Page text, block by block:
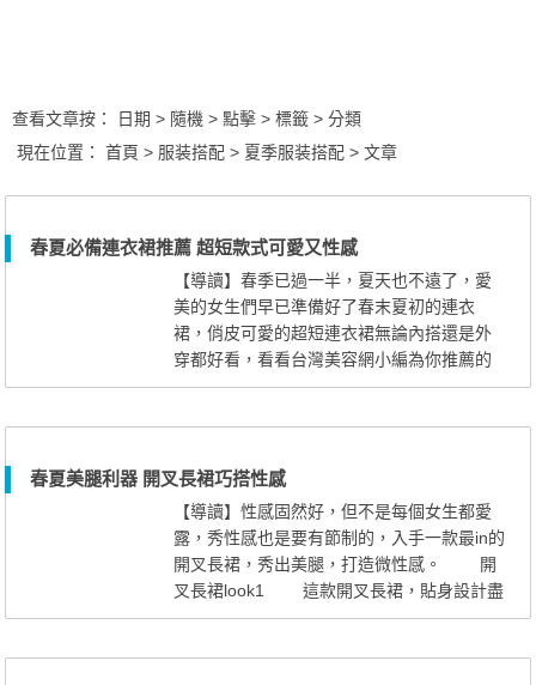
查看文章按： 日期 > 隨機 > 點擊 > 標籤 > 分類
現在位置：首頁 > 服装搭配 > 夏季服装搭配 > 文章
春夏必備連衣裙推薦 超短款式可愛又性感
【導讀】春季已過一半，夏天也不遠了，愛
美的女生們早已準備好了春末夏初的連衣
裙，俏皮可愛的超短連衣裙無論內搭還是外
穿都好看，看看台灣美容網小編為你推薦的
今年春末夏初必敗的連衣裙款式，你一定會
黑色吊帶露背連衣裙，緊身的抹胸吊帶設
計，收腰的款式加上蓬蓬的短裙，性感又顯
身材，而別是後面的大露背非常性感，...
春夏美腿利器 開叉長裙巧搭性感
【導讀】性感固然好，但不是每個女生都愛
露，秀性感也是要有節制的，入手一款最in的
開叉長裙，秀出美腿，打造微性感。 開
叉長裙look1 這款開叉長裙，貼身設計盡
顯身材好曲線，排扣和小口袋很有名媛風，